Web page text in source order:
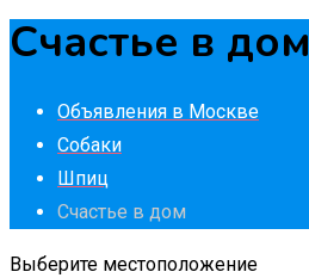
Счастье в дом
Объявления в Москве
Собаки
Шпиц
Счастье в дом
Выберите местоположение